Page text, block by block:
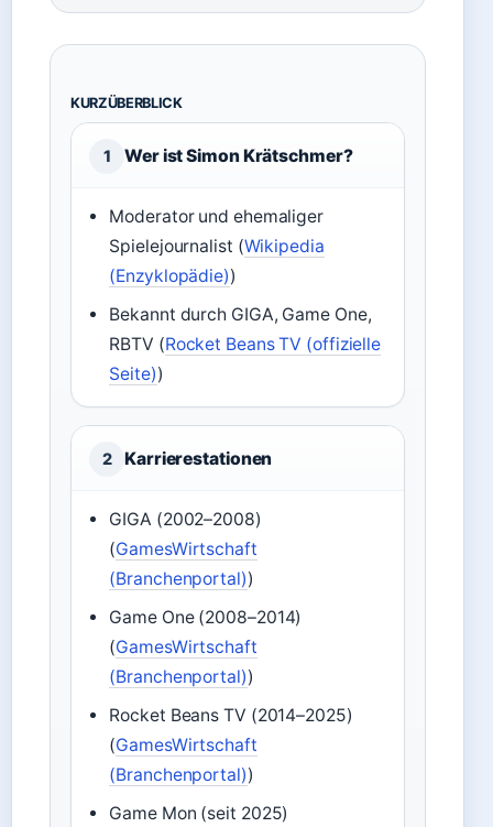
KURZÜBERBLICK
1 Wer ist Simon Krätschmer?
Moderator und ehemaliger
Spielejournalist (Wikipedia
(Enzyklopädie))
Bekannt durch GIGA, Game One,
RBTV (Rocket Beans TV (offizielle
Seite))
2 Karrierestationen
GIGA (2002–2008)
(GamesWirtschaft
(Branchenportal))
Game One (2008–2014)
(GamesWirtschaft
(Branchenportal))
Rocket Beans TV (2014–2025)
(GamesWirtschaft
(Branchenportal))
Game Mon (seit 2025)